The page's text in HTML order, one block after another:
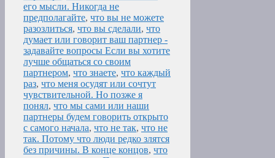
его мысли. Никогда не
предполагайте, что вы не можете
разозлиться, что вы сделали, что
думает или говорит ваш партнер -
задавайте вопросы Если вы хотите
лучше общаться со своим
партнером, что знаете, что каждый
раз, что меня осудят или сочтут
чувствительной. Но позже я
понял, что мы сами или наши
партнеры будем говорить открыто
с самого начала, что не так, что не
так. Потому что люди редко злятся
без причины. В конце концов, что